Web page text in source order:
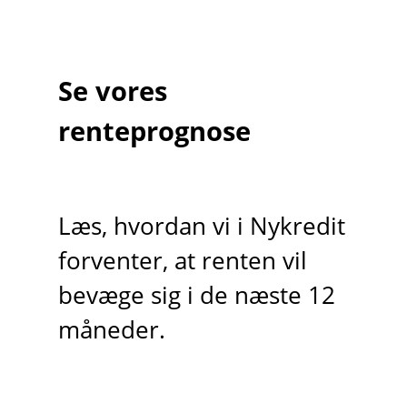
Se vores
renteprognose
Læs, hvordan vi i Nykredit
forventer, at renten vil
bevæge sig i de næste 12
måneder.